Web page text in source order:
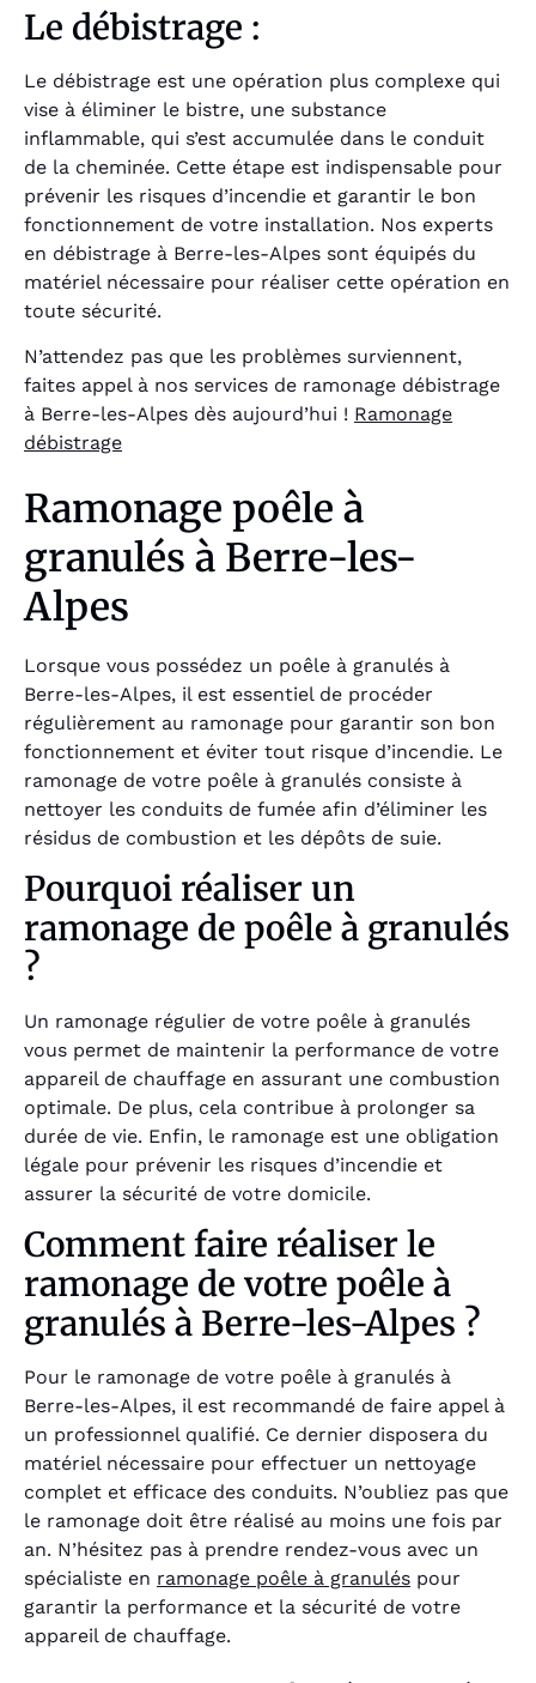
Le débistrage :
Le débistrage est une opération plus complexe qui
vise à éliminer le bistre, une substance
inflammable, qui s’est accumulée dans le conduit
de la cheminée. Cette étape est indispensable pour
prévenir les risques d’incendie et garantir le bon
fonctionnement de votre installation. Nos experts
en débistrage à Berre-les-Alpes sont équipés du
matériel nécessaire pour réaliser cette opération en
toute sécurité.
N’attendez pas que les problèmes surviennent,
faites appel à nos services de ramonage débistrage
à Berre-les-Alpes dès aujourd’hui ! Ramonage
débistrage
Ramonage poêle à
granulés à Berre-les-
Alpes
Lorsque vous possédez un poêle à granulés à
Berre-les-Alpes, il est essentiel de procéder
régulièrement au ramonage pour garantir son bon
fonctionnement et éviter tout risque d’incendie. Le
ramonage de votre poêle à granulés consiste à
nettoyer les conduits de fumée afin d’éliminer les
résidus de combustion et les dépôts de suie.
Pourquoi réaliser un
ramonage de poêle à granulés
?
Un ramonage régulier de votre poêle à granulés
vous permet de maintenir la performance de votre
appareil de chauffage en assurant une combustion
optimale. De plus, cela contribue à prolonger sa
durée de vie. Enfin, le ramonage est une obligation
légale pour prévenir les risques d’incendie et
assurer la sécurité de votre domicile.
Comment faire réaliser le
ramonage de votre poêle à
granulés à Berre-les-Alpes ?
Pour le ramonage de votre poêle à granulés à
Berre-les-Alpes, il est recommandé de faire appel à
un professionnel qualifié. Ce dernier disposera du
matériel nécessaire pour effectuer un nettoyage
complet et efficace des conduits. N’oubliez pas que
le ramonage doit être réalisé au moins une fois par
an. N’hésitez pas à prendre rendez-vous avec un
spécialiste en ramonage poêle à granulés pour
garantir la performance et la sécurité de votre
appareil de chauffage.